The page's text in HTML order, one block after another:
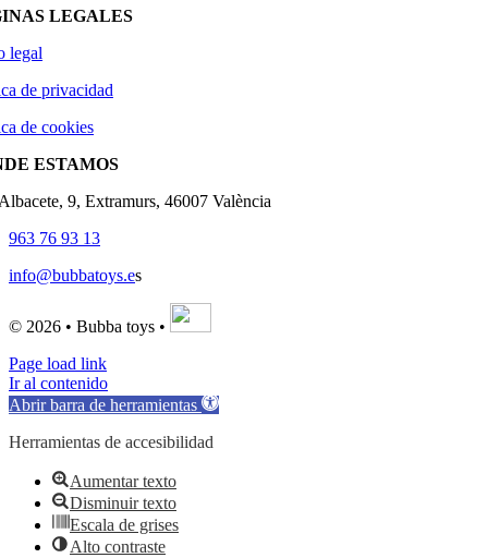
LEGALES
legal
de privacidad
de cookies
ESTAMOS
9, Extramurs, 46007 València
963 76 93 13
info@bubbatoys.es
© 2026 • Bubba toys •
Page load link
Ir al contenido
Abrir barra de herramientas
Herramientas de accesibilidad
Aumentar texto
Disminuir texto
Escala de grises
Alto contraste